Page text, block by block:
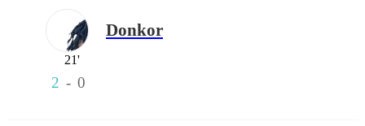
Donkor
21'
2 - 0